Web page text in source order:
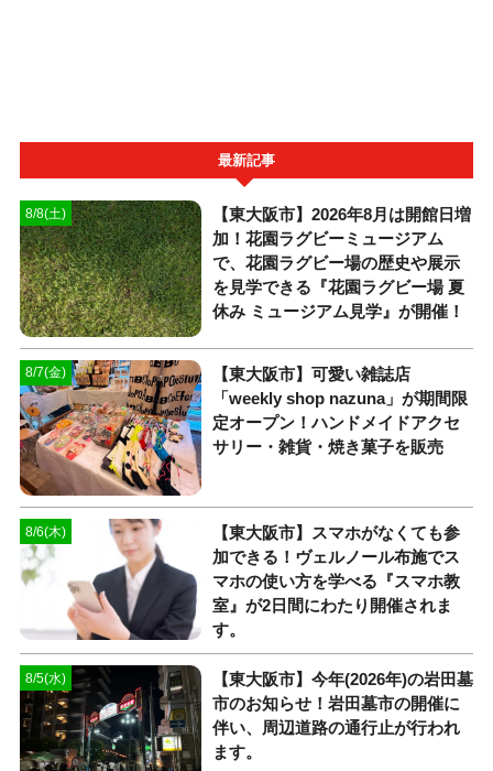
最新記事
8/8(土)
【東大阪市】2026年8月は開館日増
加！花園ラグビーミュージアム
で、花園ラグビー場の歴史や展示
を見学できる『花園ラグビー場 夏
休み ミュージアム見学』が開催！
8/7(金)
【東大阪市】可愛い雑誌店
「weekly shop nazuna」が期間限
定オープン！ハンドメイドアクセ
サリー・雑貨・焼き菓子を販売
8/6(木)
【東大阪市】スマホがなくても参
加できる！ヴェルノール布施でス
マホの使い方を学べる『スマホ教
室』が2日間にわたり開催されま
す。
8/5(水)
【東大阪市】今年(2026年)の岩田墓
市のお知らせ！岩田墓市の開催に
伴い、周辺道路の通行止が行われ
ます。